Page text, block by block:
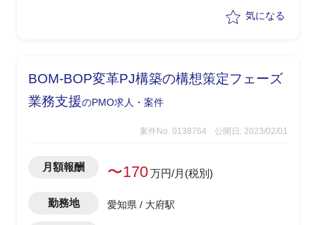
気になる
BOM-BOP変革PJ構築の構想策定フェーズ
業務支援のPMO求人・案件
案件No. 0138764 公開日: 2023/02/01
月額報酬 〜170万円/月(税別)
勤務地 愛知県 / 大府駅